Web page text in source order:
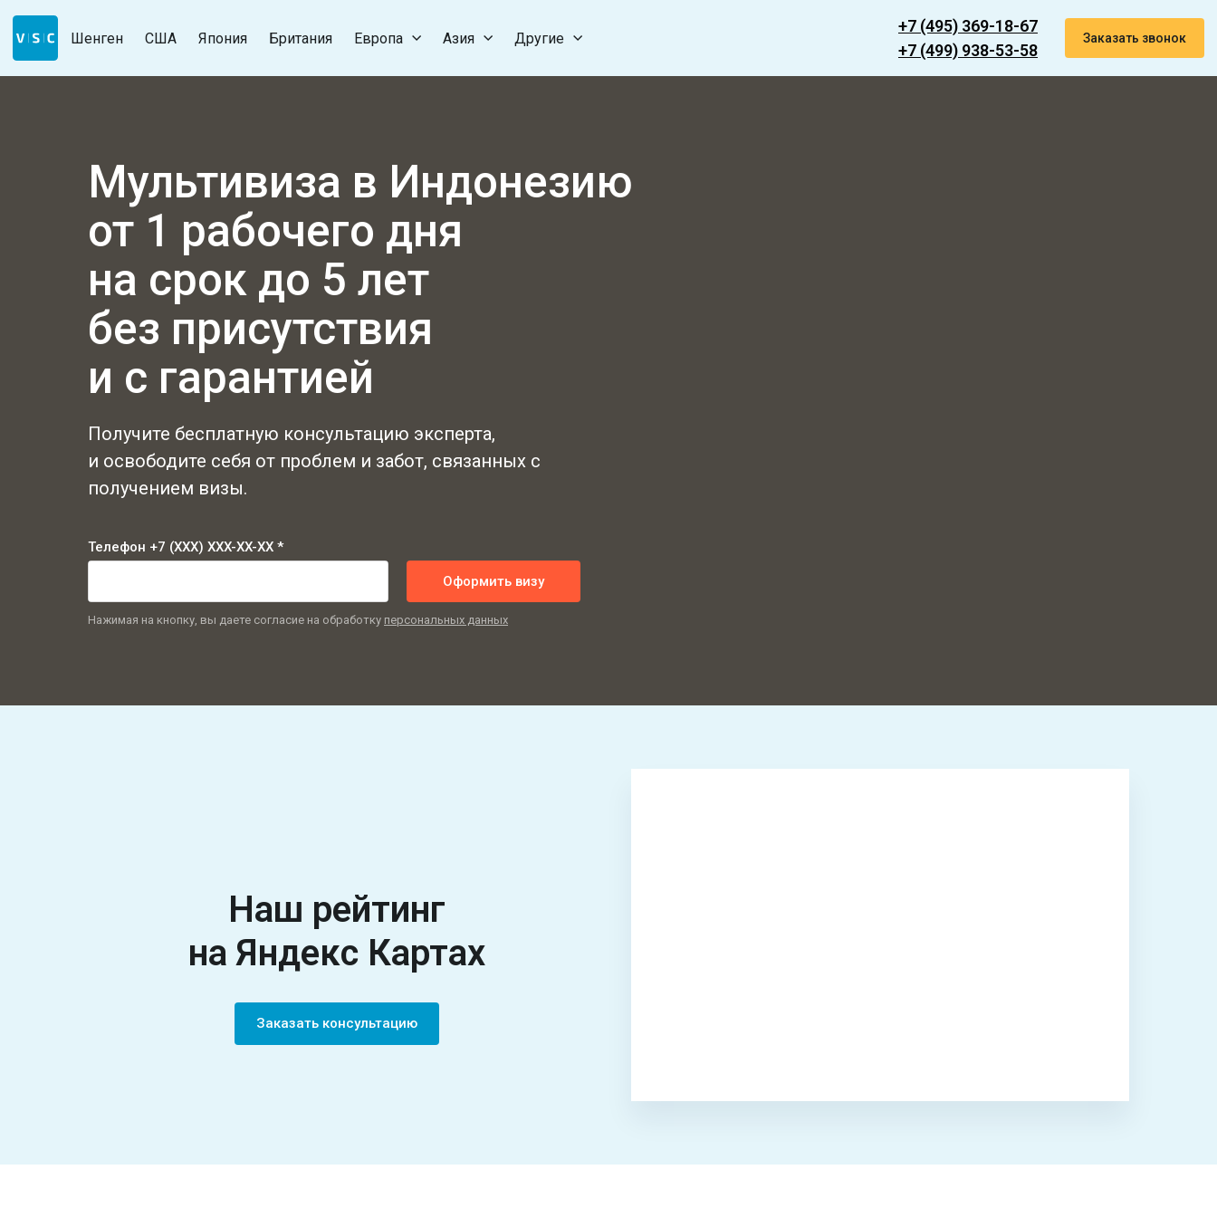
Шенген США Япония Британия Европа Азия Другие
+7 (495) 369-18-67
+7 (499) 938-53-58
Заказать звонок
Мультивиза в Индонезию
от 1 рабочего дня
на срок до 5 лет
без присутствия
и с гарантией
Получите бесплатную консультацию эксперта,
и освободите себя от проблем и забот, связанных с
получением визы.
Телефон +7 (XXX) XXX-XX-XX *
Оформить визу
Нажимая на кнопку, вы даете согласие на обработку персональных данных
Наш рейтинг
на Яндекс Картах
Заказать консультацию